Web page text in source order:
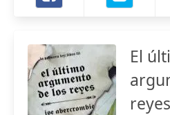
El
reyes